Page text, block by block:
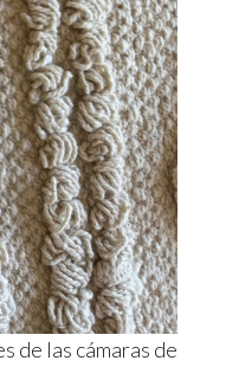
de las cámaras de